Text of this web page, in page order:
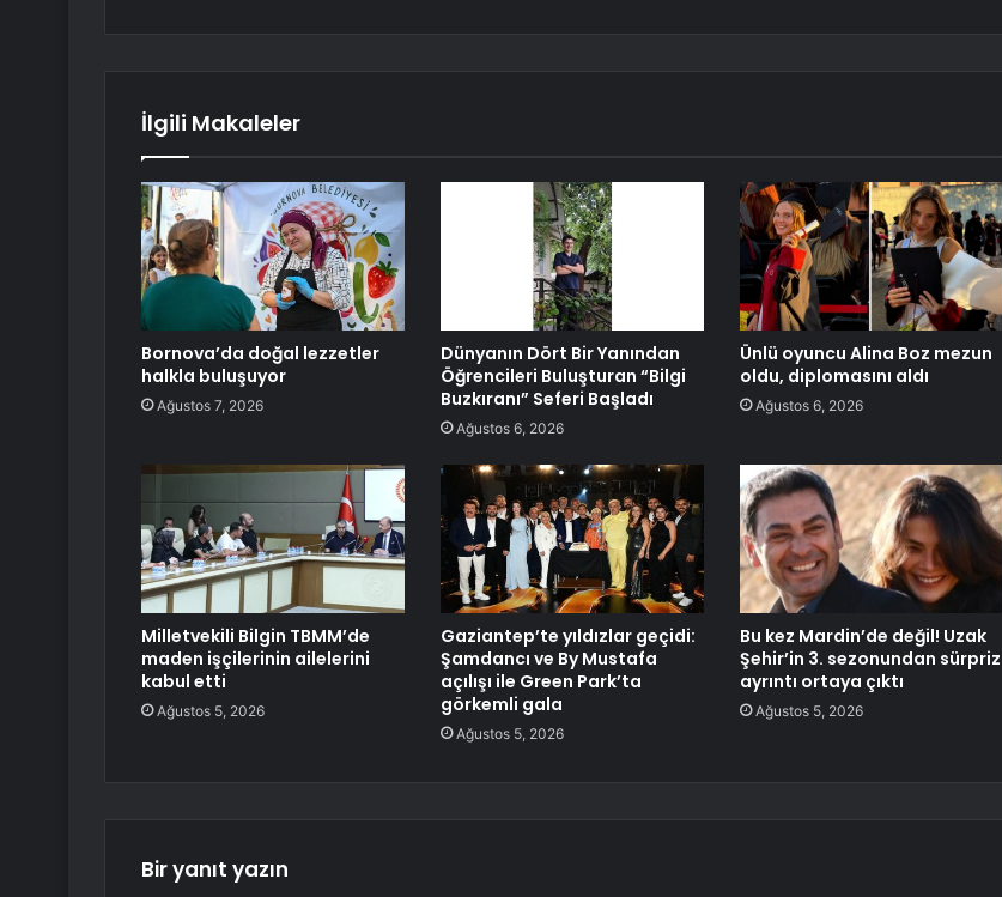
İlgili Makaleler
Bornova’da doğal lezzetler
halkla buluşuyor
Ağustos 7, 2026
Dünyanın Dört Bir Yanından
Öğrencileri Buluşturan “Bilgi
Buzkıranı” Seferi Başladı
Ağustos 6, 2026
Ünlü oyuncu Alina Boz mezun
oldu, diplomasını aldı
Ağustos 6, 2026
Milletvekili Bilgin TBMM’de
maden işçilerinin ailelerini
kabul etti
Ağustos 5, 2026
Gaziantep’te yıldızlar geçidi:
Şamdancı ve By Mustafa
açılışı ile Green Park’ta
görkemli gala
Ağustos 5, 2026
Bu kez Mardin’de değil! Uzak
Şehir’in 3. sezonundan sürpriz
ayrıntı ortaya çıktı
Ağustos 5, 2026
Bir yanıt yazın